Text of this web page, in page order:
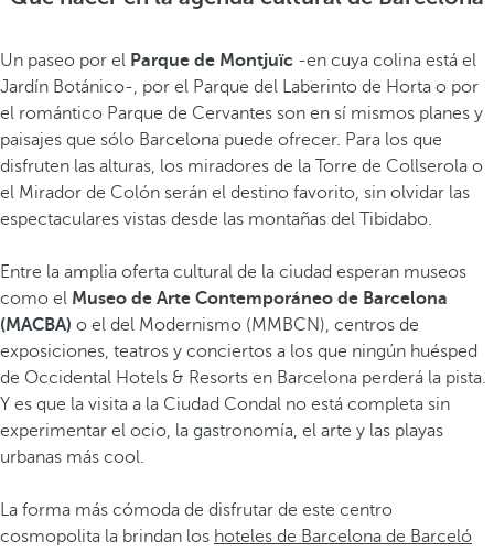
Un paseo por el Parque de Montjuïc -en cuya colina está el
Jardín Botánico-, por el Parque del Laberinto de Horta o por
el romántico Parque de Cervantes son en sí mismos planes y
paisajes que sólo Barcelona puede ofrecer. Para los que
disfruten las alturas, los miradores de la Torre de Collserola o
el Mirador de Colón serán el destino favorito, sin olvidar las
espectaculares vistas desde las montañas del Tibidabo.
Entre la amplia oferta cultural de la ciudad esperan museos
como el Museo de Arte Contemporáneo de Barcelona
(MACBA) o el del Modernismo (MMBCN), centros de
exposiciones, teatros y conciertos a los que ningún huésped
de Occidental Hotels & Resorts en Barcelona perderá la pista.
Y es que la visita a la Ciudad Condal no está completa sin
experimentar el ocio, la gastronomía, el arte y las playas
urbanas más cool.
La forma más cómoda de disfrutar de este centro
cosmopolita la brindan los hoteles de Barcelona de Barceló